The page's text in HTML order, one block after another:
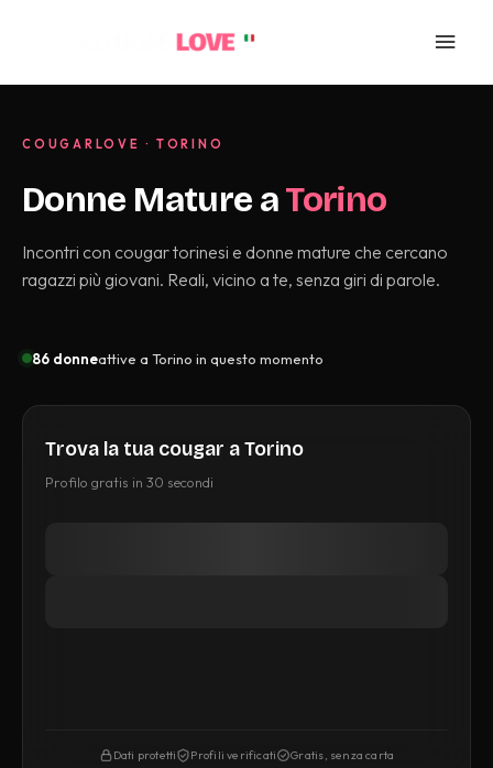
COUGARLOVE · TORINO
Donne Mature aTorino
Incontri con cougar torinesi e donne mature che cercano
ragazzi più giovani. Reali, vicino a te, senza giri di parole.
86 donneattive a Torino in questo momento
Trova la tua cougar a Torino
Profilo gratis in 30 secondi
Dati protetti Profili verificati Gratis, senza carta